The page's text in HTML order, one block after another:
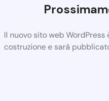
Il nuovo sito web WordPress
costruzione e sarà